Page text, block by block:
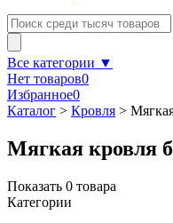
Все категории ▼
Нет товаров0
Избранное0
Каталог > Кровля >
Мягкая кровля
Показать 0 товара
Категории